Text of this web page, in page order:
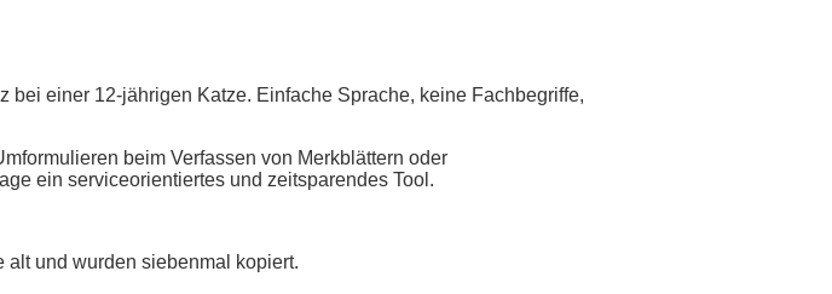
einer 12-jährigen Katze. Einfache Sprache, keine Fachbegriffe,
beim Verfassen von Merkblättern oder
ein serviceorientiertes und zeitsparendes Tool.
alt und wurden siebenmal kopiert.